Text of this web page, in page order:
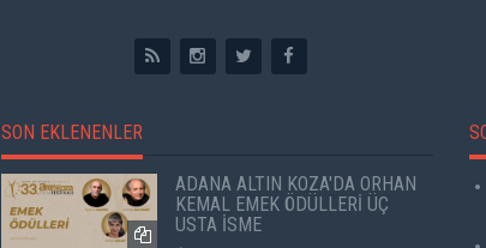
SON EKLENENLER
ADANA ALTIN KOZA'DA ORHAN
KEMAL EMEK ÖDÜLLERİ ÜÇ
USTA İSME